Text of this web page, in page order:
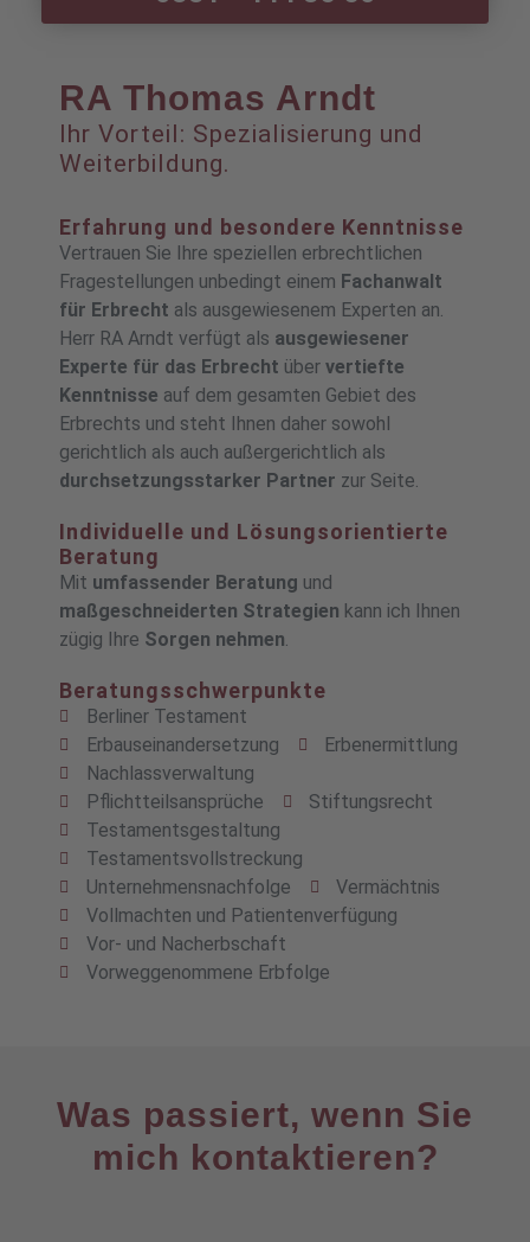
RA Thomas Arndt
Ihr Vorteil: Spezialisierung und
Weiterbildung.
Erfahrung und besondere Kenntnisse
Vertrauen Sie Ihre speziellen erbrechtlichen
Fragestellungen unbedingt einem Fachanwalt
für Erbrecht als ausgewiesenem Experten an.
Herr RA Arndt verfügt als ausgewiesener
Experte für das Erbrecht über vertiefte
Kenntnisse auf dem gesamten Gebiet des
Erbrechts und steht Ihnen daher sowohl
gerichtlich als auch außergerichtlich als
durchsetzungsstarker Partner zur Seite.
Individuelle und Lösungsorientierte
Beratung
Mit umfassender Beratung und
maßgeschneiderten Strategien kann ich Ihnen
zügig Ihre Sorgen nehmen.
Beratungsschwerpunkte
Berliner Testament
Erbauseinandersetzung
Erbenermittlung
Nachlassverwaltung
Pflichtteilsansprüche
Stiftungsrecht
Testamentsgestaltung
Testamentsvollstreckung
Unternehmensnachfolge
Vermächtnis
Vollmachten und Patientenverfügung
Vor- und Nacherbschaft
Vorweggenommene Erbfolge
Was passiert, wenn Sie
mich kontaktieren?